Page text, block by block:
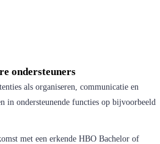
ondersteuners
als organiseren, communicatie en
in ondersteunende functies op bijvoorbeeld
met een erkende HBO Bachelor of